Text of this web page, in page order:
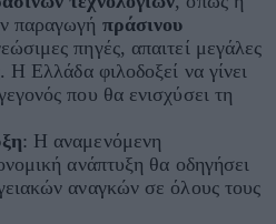
παραγωγή πράσινου
πηγές, απαιτεί μεγάλες
Η Ελλάδα φιλοδοξεί να γίνει
που θα ενισχύσει τη
: Η αναμενόμενη
ανάπτυξη θα οδηγήσει
αναγκών σε όλους τους